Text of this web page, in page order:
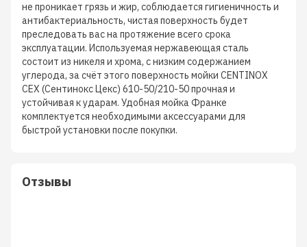
не проникает грязь и жир, соблюдается гигиеничность и
антибактериальность, чистая поверхность будет
преследовать вас на протяжение всего срока
эксплуатации. Используемая нержавеющая сталь
состоит из никеля и хрома, с низким содержанием
углерода, за счёт этого поверхность мойки CENTINOX
CEX (Сентинокс Цекс) 610-50/210-50 прочная и
устойчивая к ударам. Удобная мойка Франке
комплектуется необходимыми аксессуарами для
быстрой установки после покупки.
Отзывы